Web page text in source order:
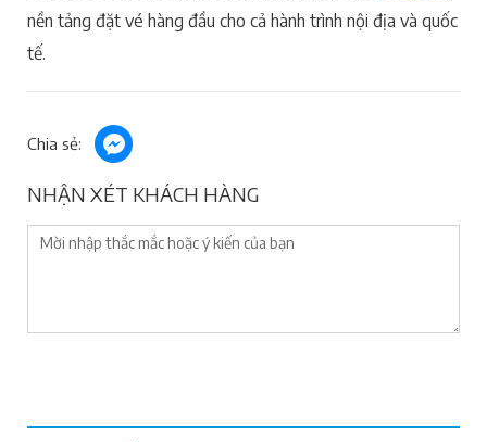
nền tảng đặt vé hàng đầu cho cả hành trình nội địa và quốc
tế.
Chia sẻ:
NHẬN XÉT KHÁCH HÀNG